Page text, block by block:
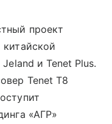
проект
китайской
и Tenet Plus.
Tenet T8
«АГР»